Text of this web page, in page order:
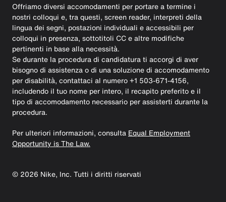
Offriamo diversi accomodamenti per portare a termine i
nostri colloqui e, tra questi, screen reader, interpreti della
lingua dei segni, postazioni individuali e accessibili per
colloqui in presenza, sottotitoli CC e altre modifiche
pertinenti in base alla necessità.
Se durante la procedura di candidatura ti accorgi di aver
bisogno di assistenza o di una soluzione di accomodamento
per disabilità, contattaci al numero +1 503-671-4156,
includendo il tuo nome per intero, il recapito preferito e il
tipo di accomodamento necessario per assisterti durante la
procedura.
Per ulteriori informazioni, consulta Equal Employment
Opportunity is The Law.
© 2026 Nike, Inc. Tutti i diritti riservati